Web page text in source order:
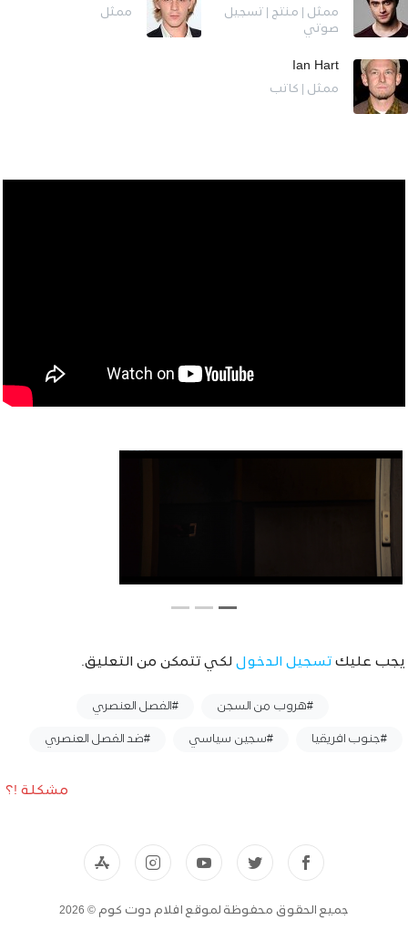
ممثل | منتج | تسجيل
صوتي
ممثل
Ian Hart
ممثل | كاتب
يجب عليك تسجيل الدخول لكي تتمكن من التعليق.
#هروب من السجن #الفصل العنصري
#جنوب افريقيا #سجين سياسي #ضد الفصل العنصري
مشكلة !؟
جميع الحقوق محفوظة لموقع افلام دوت كوم © 2026